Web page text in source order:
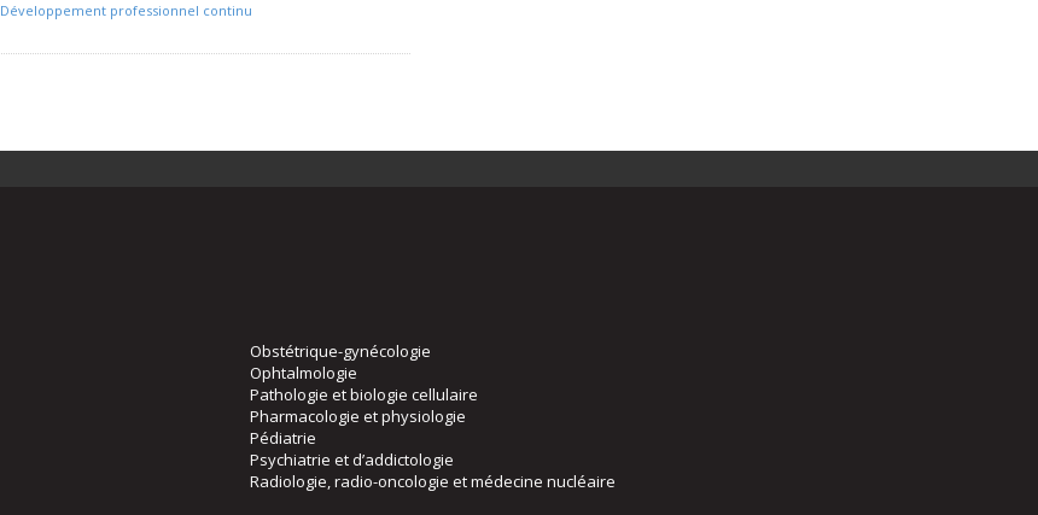
Développement professionnel continu
Obstétrique-gynécologie
Ophtalmologie
Pathologie et biologie cellulaire
Pharmacologie et physiologie
Pédiatrie
Psychiatrie et d’addictologie
Radiologie, radio-oncologie et médecine nucléaire